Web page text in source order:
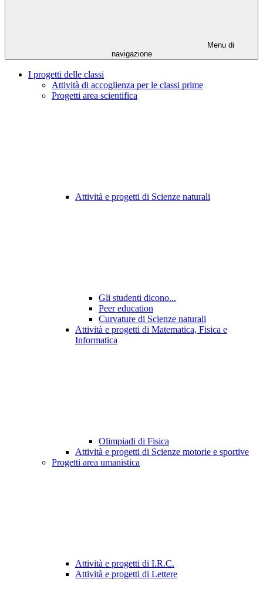
Menu di
navigazione
I progetti delle classi
Attività di accoglienza per le classi prime
Progetti area scientifica
Attività e progetti di Scienze naturali
Gli studenti dicono...
Peer education
Curvature di Scienze naturali
Attività e progetti di Matematica, Fisica e
Informatica
Olimpiadi di Fisica
Attività e progetti di Scienze motorie e sportive
Progetti area umanistica
Attività e progetti di I.R.C.
Attività e progetti di Lettere